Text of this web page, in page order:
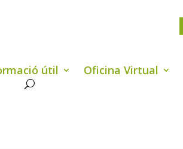
útil Oficina Virtual